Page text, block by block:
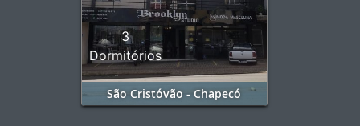
3
Dormitórios
São Cristóvão - Chapecó